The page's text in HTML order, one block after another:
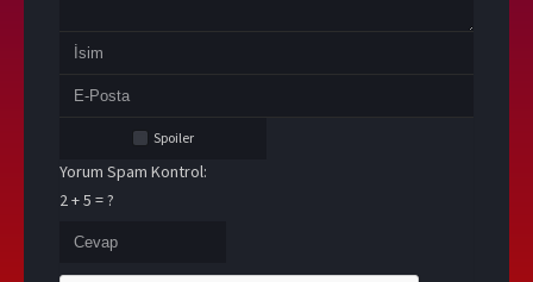
Spoiler
Yorum Spam Kontrol:
2 + 5 = ?